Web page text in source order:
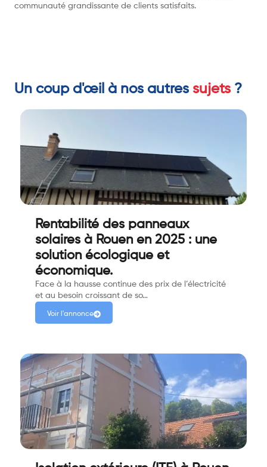
communauté grandissante de clients satisfaits.
Un coup d'œil à nos autres sujets ?
Rentabilité des panneaux
solaires à Rouen en 2025 : une
solution écologique et
économique.
Face à la hausse continue des prix de l’électricité
et au besoin croissant de so…
Voir l'annonce